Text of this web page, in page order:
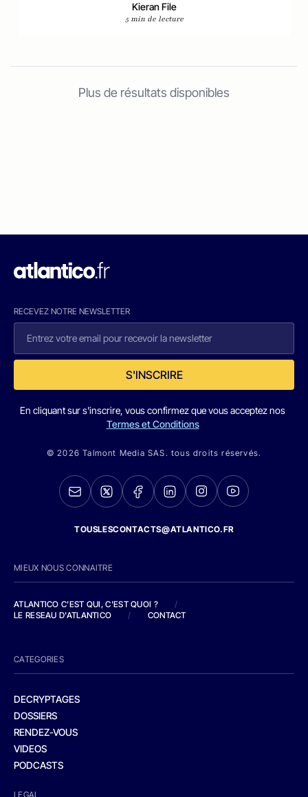
Kieran File
5 min de lecture
Plus de résultats disponibles
RECEVEZ NOTRE NEWSLETTER
S'INSCRIRE
En cliquant sur s'inscrire, vous confirmez que vous acceptez nos
Termes et Conditions
© 2026 Talmont Media SAS. tous droits réservés.
TOUSLESCONTACTS@ATLANTICO.FR
MIEUX NOUS CONNAITRE
ATLANTICO C'EST QUI, C'EST QUOI ?
/
LE RESEAU D'ATLANTICO
/ CONTACT
CATEGORIES
DECRYPTAGES
DOSSIERS
RENDEZ-VOUS
VIDEOS
PODCASTS
LEGAL